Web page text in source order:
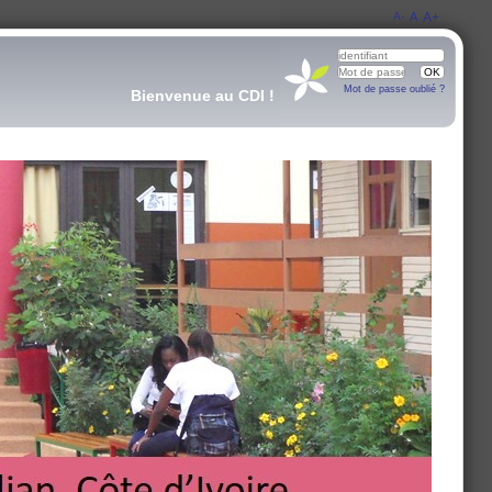
Bienvenue au CDI !
A- A A+
Mot de passe oublié ?